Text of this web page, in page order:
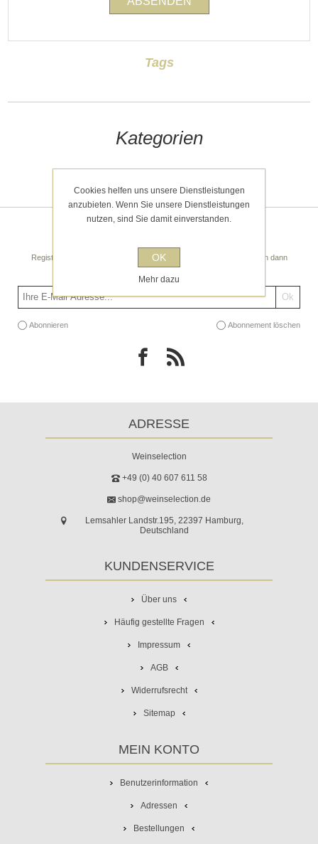
Tags
Kategorien
Registrieren Sie sich noch heute für unseren Newsletter! Sie erhalten dann
Abonnieren Abonnement löschen
ADRESSE
Weinselection
+49 (0) 40 607 611 58
shop@weinselection.de
Lemsahler Landstr.195, 22397 Hamburg,
Deutschland
KUNDENSERVICE
Über uns
Häufig gestellte Fragen
Impressum
AGB
Widerrufsrecht
Sitemap
MEIN KONTO
Benutzerinformation
Adressen
Bestellungen
Cookies helfen uns unsere Dienstleistungen
anzubieten. Wenn Sie unsere Dienstleistungen
nutzen, sind Sie damit einverstanden.
OK
Mehr dazu